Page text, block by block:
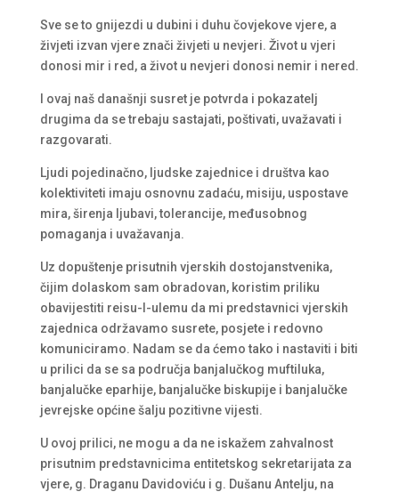
Sve se to gnijezdi u dubini i duhu čovjekove vjere, a
živjeti izvan vjere znači živjeti u nevjeri. Život u vjeri
donosi mir i red, a život u nevjeri donosi nemir i nered.
I ovaj naš današnji susret je potvrda i pokazatelj
drugima da se trebaju sastajati, poštivati, uvažavati i
razgovarati.
Ljudi pojedinačno, ljudske zajednice i društva kao
kolektiviteti imaju osnovnu zadaću, misiju, uspostave
mira, širenja ljubavi, tolerancije, međusobnog
pomaganja i uvažavanja.
Uz dopuštenje prisutnih vjerskih dostojanstvenika,
čijim dolaskom sam obradovan, koristim priliku
obavijestiti reisu-l-ulemu da mi predstavnici vjerskih
zajednica održavamo susrete, posjete i redovno
komuniciramo. Nadam se da ćemo tako i nastaviti i biti
u prilici da se sa područja banjalučkog muftiluka,
banjalučke eparhije, banjalučke biskupije i banjalučke
jevrejske općine šalju pozitivne vijesti.
U ovoj prilici, ne mogu a da ne iskažem zahvalnost
prisutnim predstavnicima entitetskog sekretarijata za
vjere, g. Draganu Davidoviću i g. Dušanu Antelju, na